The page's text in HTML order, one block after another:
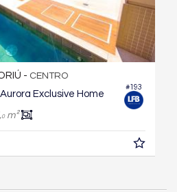
#193
- CENTRO
Exclusive Home
0m²